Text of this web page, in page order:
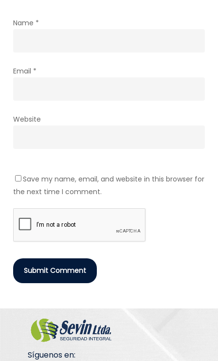
Name *
Email *
Website
Save my name, email, and website in this browser for
the next time I comment.
Síguenos en: